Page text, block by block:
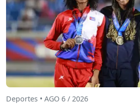
Deportes • AGO 6 / 2026